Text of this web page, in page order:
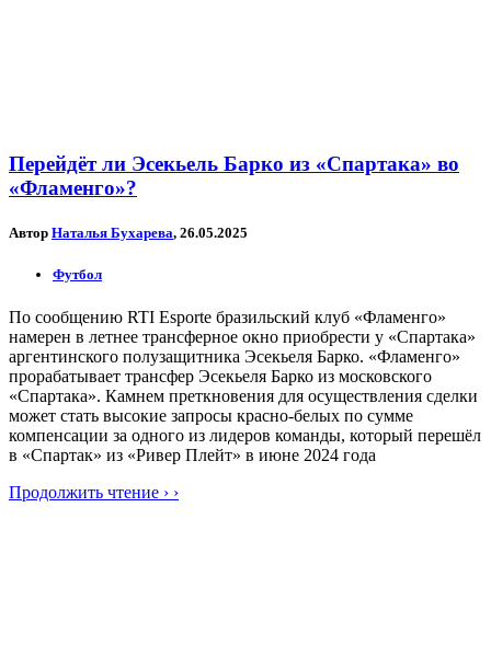
Перейдёт ли Эсекьель Барко из «Спартака» во
«Фламенго»?
Автор Наталья Бухарева, 26.05.2025
Футбол
По сообщению RTI Esporte бразильский клуб «Фламенго»
намерен в летнее трансферное окно приобрести у «Спартака»
аргентинского полузащитника Эсекьеля Барко. «Фламенго»
прорабатывает трансфер Эсекьеля Барко из московского
«Спартака». Камнем преткновения для осуществления сделки
может стать высокие запросы красно-белых по сумме
компенсации за одного из лидеров команды, который перешёл
в «Спартак» из «Ривер Плейт» в июне 2024 года
Продолжить чтение › ›